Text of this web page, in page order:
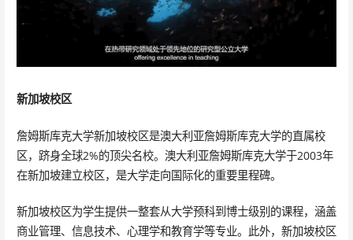
新加坡校区
詹姆斯库克大学新加坡校区是澳大利亚詹姆斯库克大学的直属校
区，跻身全球2%的顶尖名校。澳大利亚詹姆斯库克大学于2003年
在新加坡建立校区，是大学走向国际化的重要里程碑。
新加坡校区为学生提供一整套从大学预科到博士级别的课程，涵盖
商业管理、信息技术、心理学和教育学等专业。此外，新加坡校区